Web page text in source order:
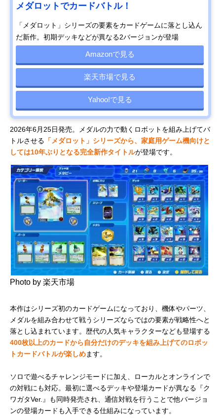
メダロットでカードバトル！
「メダロット」シリーズの要素をカードゲームに落とし込ん
だ新作。初期デッキなどが異なる2バージョンが登場
Amazonで見る
楽天市場で見る
Yahoo!で見る
2026年6月25日発売。メダルの力で動くロボットを組み上げてバ
トルさせる 「メダロット」シリーズから、家庭用ゲーム機向けと
しては10年ぶりとなる完全新作タイトルが登場です。
Photo by 楽天市場
本作はシリーズ初のカードゲームになっており、機体やパーツ、
メダルを組み合わせて戦うシリーズならではの要素が戦略性へと
落とし込まれています。歴代の人気キャラクターなども登場する
400枚以上のカードから自分だけのデッキを組み上げてのロボッ
トカードバトルが楽しめます。
ソロで遊べるチャレンジモードに加え、ローカルとオンラインで
の対戦にも対応。最初に選べるデッキや登場カードが異なる『ク
ワガタVer.』も同時発売され、通信対戦を行うことで他バージョ
ンの登場カードも入手できる仕組みになっています。